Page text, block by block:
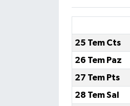
25 Tem Cts
26 Tem Paz
27 Tem Pts
28 Tem Sal